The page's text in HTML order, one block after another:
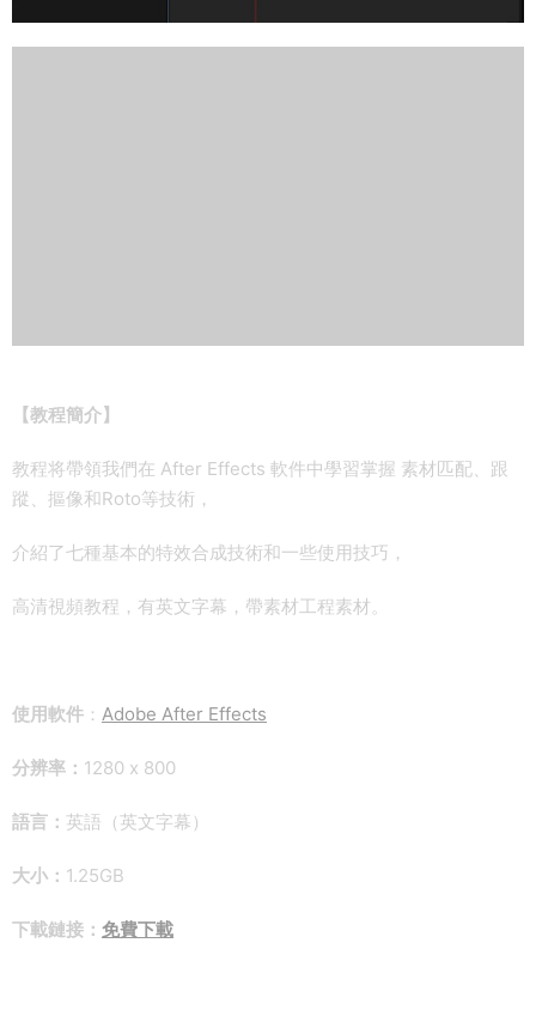
【教程簡介】
教程将帶領我們在 After Effects 軟件中學習掌握 素材匹配、跟
蹤、摳像和Roto等技術，
介紹了七種基本的特效合成技術和一些使用技巧，
高清視頻教程，有英文字幕，帶素材工程素材。
使用軟件 ： Adobe After Effects
分辨率： 1280 x 800
語言： 英語（英文字幕）
大小： 1.25GB
下載鏈接： 免費下載